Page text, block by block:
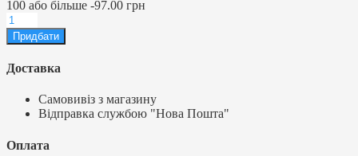
100 або більше -97.00 грн
Доставка
Самовивіз з магазину
Відправка службою "Нова Пошта"
Оплата